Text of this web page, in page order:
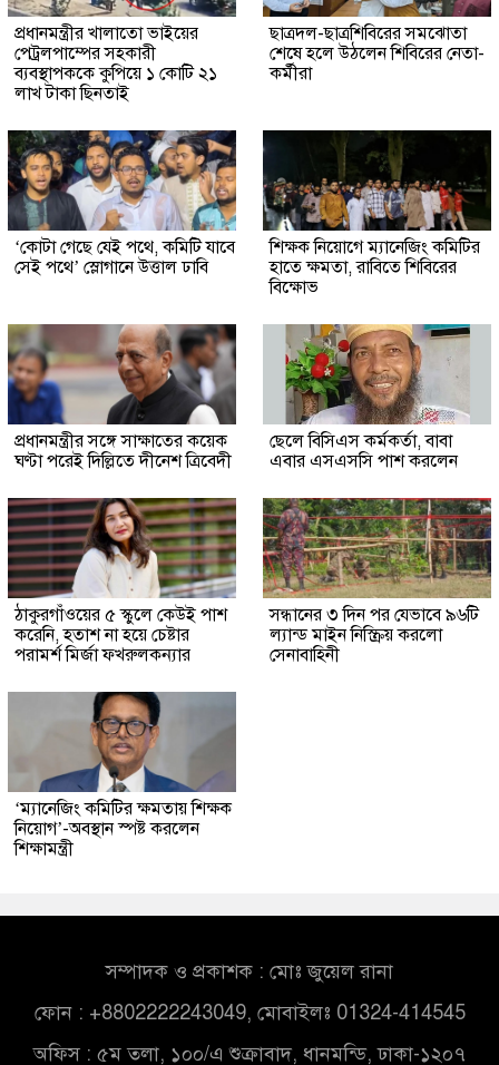
প্রধানমন্ত্রীর খালাতো ভাইয়ের
পেট্রলপাম্পের সহকারী
ব্যবস্থাপককে কুপিয়ে ১ কোটি ২১
লাখ টাকা ছিনতাই
ছাত্রদল-ছাত্রশিবিরের সমঝোতা
শেষে হলে উঠলেন শিবিরের নেতা-
কর্মীরা
‘কোটা গেছে যেই পথে, কমিটি যাবে
সেই পথে’ স্লোগানে উত্তাল ঢাবি
শিক্ষক নিয়োগে ম্যানেজিং কমিটির
হাতে ক্ষমতা, রাবিতে শিবিরের
বিক্ষোভ
প্রধানমন্ত্রীর সঙ্গে সাক্ষাতের কয়েক
ঘণ্টা পরেই দিল্লিতে দীনেশ ত্রিবেদী
ছেলে বিসিএস কর্মকর্তা, বাবা
এবার এসএসসি পাশ করলেন
ঠাকুরগাঁওয়ের ৫ স্কুলে কেউই পাশ
করেনি, হতাশ না হয়ে চেষ্টার
পরামর্শ মির্জা ফখরুলকন্যার
সন্ধানের ৩ দিন পর যেভাবে ৯৬টি
ল্যান্ড মাইন নিস্ক্রিয় করলো
সেনাবাহিনী
‘ম্যানেজিং কমিটির ক্ষমতায় শিক্ষক
নিয়োগ’-অবস্থান স্পষ্ট করলেন
শিক্ষামন্ত্রী
সম্পাদক ও প্রকাশক : মোঃ জুয়েল রানা
ফোন : +8802222243049, মোবাইলঃ 01324-414545
অফিস : ৫ম তলা, ১০০/এ শুক্রাবাদ, ধানমন্ডি, ঢাকা-১২০৭